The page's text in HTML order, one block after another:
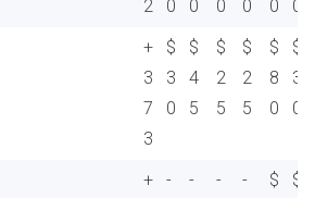
2
0
0
0
0
0
0
+
3
7
3
$
3
0
$
4
5
$
2
5
$
2
5
$
8
0
$
3
0
+
- - - -
$
$